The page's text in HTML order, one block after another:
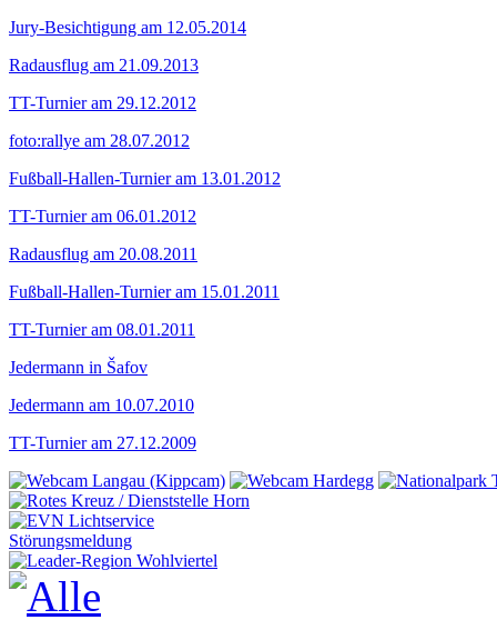
Jury-Besichtigung am 12.05.2014
Radausflug am 21.09.2013
TT-Turnier am 29.12.2012
foto:rallye am 28.07.2012
Fußball-Hallen-Turnier am 13.01.2012
TT-Turnier am 06.01.2012
Radausflug am 20.08.2011
Fußball-Hallen-Turnier am 15.01.2011
TT-Turnier am 08.01.2011
Jedermann in Šafov
Jedermann am 10.07.2010
TT-Turnier am 27.12.2009
Störungsmeldung